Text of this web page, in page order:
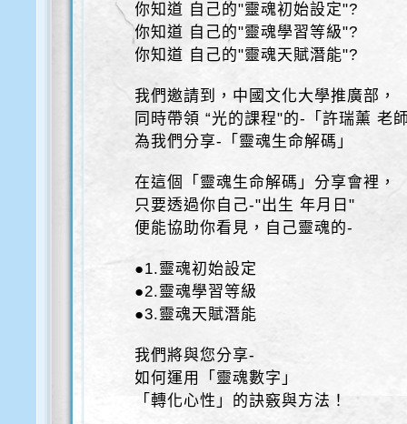
你知道 自己的"靈魂初始設定"?
你知道 自己的"靈魂學習等級"?
你知道 自己的"靈魂天賦潛能"?
我們邀請到，中國文化大學推廣部，
同時帶領 “光的課程"的-「許瑞薰 老
為我們分享-「靈魂生命解碼」
在這個「靈魂生命解碼」分享會裡，
只要透過你自己-"出生 年月日"
便能協助你看見，自己靈魂的-
●1.靈魂初始設定
●2.靈魂學習等級
●3.靈魂天賦潛能
我們將與您分享-
如何運用「靈魂數字」
「轉化心性」的訣竅與方法！